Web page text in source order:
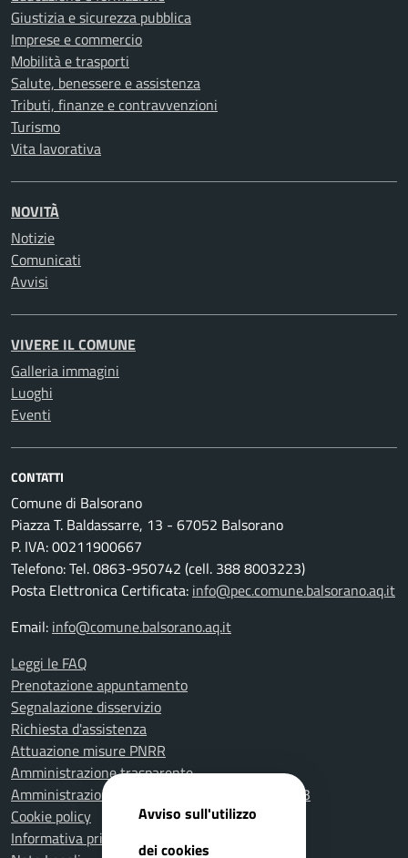
Giustizia e sicurezza pubblica
Imprese e commercio
Mobilità e trasporti
Salute, benessere e assistenza
Tributi, finanze e contravvenzioni
Turismo
Vita lavorativa
NOVITÀ
Notizie
Comunicati
Avvisi
VIVERE IL COMUNE
Galleria immagini
Luoghi
Eventi
CONTATTI
Comune di Balsorano
Piazza T. Baldassarre, 13 - 67052 Balsorano
P. IVA: 00211900667
Telefono: Tel. 0863-950742 (cell. 388 8003223)
Posta Elettronica Certificata: info@pec.comune.balsorano.aq.it
Email: info@comune.balsorano.aq.it
Leggi le FAQ
Prenotazione appuntamento
Segnalazione disservizio
Richiesta d'assistenza
Attuazione misure PNRR
Amministrazione trasparente
Amministrazione Trasparente fino al 31.12.2023
Cookie policy
Informativa privacy
Avviso sull'utilizzo
dei cookies